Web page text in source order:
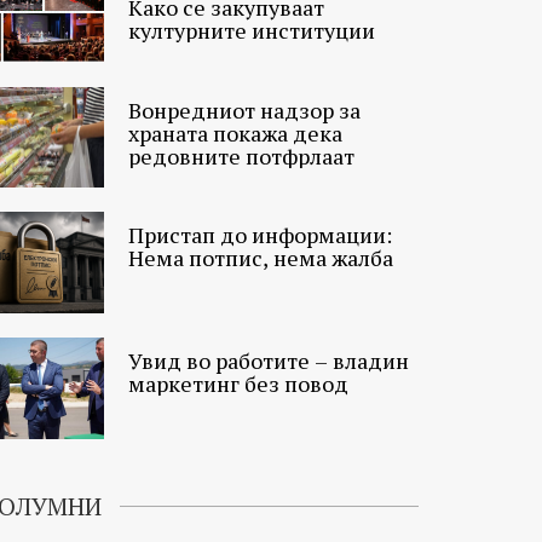
Како се закупуваат
културните институции
Вонредниот надзор за
храната покажа дека
редовните потфрлаат
Пристап до информации:
Нема потпис, нема жалба
Увид во работите – владин
маркетинг без повод